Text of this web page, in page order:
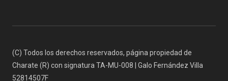
(C) Todos los derechos reservados, página propiedad de
Charate (R) con signatura TA-MU-008 | Galo Fernández Villa
52814507F